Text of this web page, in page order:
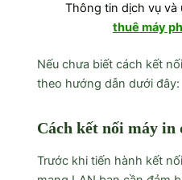
Thông tin dịch vụ và
thuê máy
Nếu chưa biết cách kết
theo hướng dẫn dưới đây:
Cách kết nối máy in
Trước khi tiến hành kết